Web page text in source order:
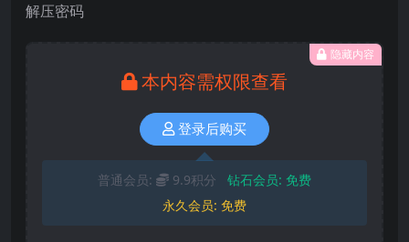
解压密码
隐藏内容
本内容需权限查看
登录后购买
普通会员: 9.9积分 钻石会员: 免费
永久会员: 免费